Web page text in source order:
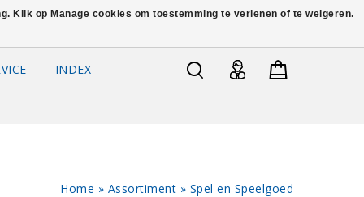
INDEX
Home » Assortiment » Spel en Speelgoed
Klik op Manage cookies om toestemming te verlenen of te weigeren.